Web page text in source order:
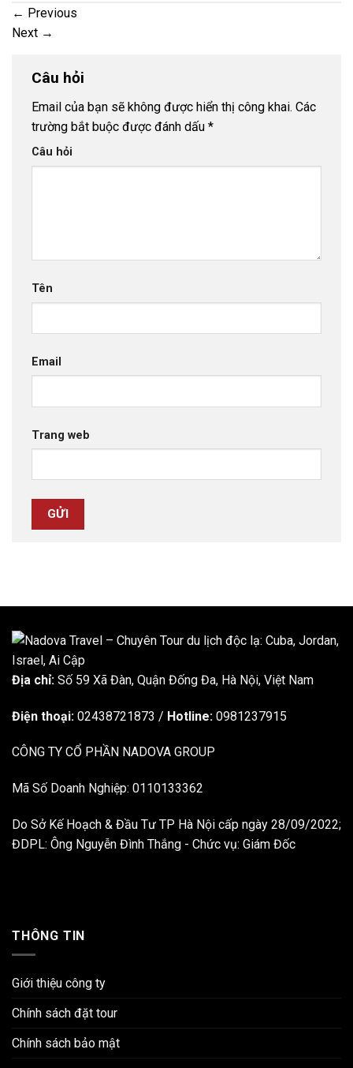
← Previous
Next →
Câu hỏi
Email của bạn sẽ không được hiển thị công khai. Các
trường bắt buộc được đánh dấu *
Câu hỏi
Tên
Email
Trang web
Địa chỉ: Số 59 Xã Đàn, Quận Đống Đa, ​​Hà Nội, Việt Nam
Điện thoại: 02438721873 / Hotline: 0981237915
CÔNG TY CỔ PHẦN NADOVA GROUP
Mã Số Doanh Nghiệp: 0110133362
Do Sở Kế Hoạch & Đầu Tư TP Hà Nội cấp ngày 28/09/2022;
ĐDPL: Ông Nguyễn Đình Thắng - Chức vụ: Giám Đốc
THÔNG TIN
Giới thiệu công ty
Chính sách đặt tour
Chính sách bảo mật